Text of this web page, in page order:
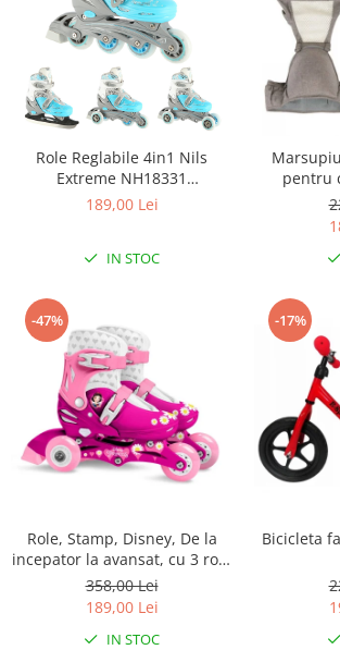
Role Reglabile 4in1 Nils
Extreme NH18331
Albastru/Gri
189,00 Lei
IN STOC
pentru
-47%
Role, Stamp, Disney, De la
incepator la avansat, cu 3 roti,
Ajustabile, Inchidere prin
velcro, cu frana, Marime 27-
30, Princess
358,00 Lei
189,00 Lei
IN STOC
-17%
Bicicleta